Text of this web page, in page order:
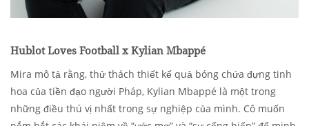
Hublot Loves Football x Kylian Mbappé
Mira mô tả rằng, thử thách thiết kế quả bóng chứa đựng tinh
hoa của tiền đạo người Pháp, Kylian Mbappé là một trong
những điều thú vị nhất trong sự nghiệp của mình. Cô muốn